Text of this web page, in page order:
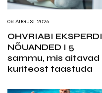
08.AUGUST 2026
OHVRIABI EKSPERDI
NÕUANDED I 5
sammu, mis aitavad
kuriteost taastuda